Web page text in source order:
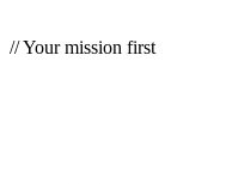
// Your mission first